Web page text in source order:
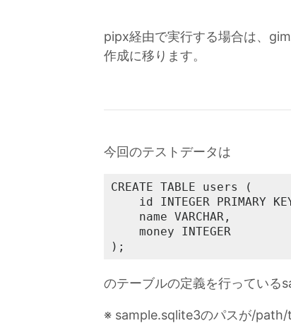
pipx経由で実行する場合は、
作成に移ります。
今回のテストデータは
CREATE TABLE users (
);
のテーブルの定義を行っている
※ sample.sqlite3のパスが/path/